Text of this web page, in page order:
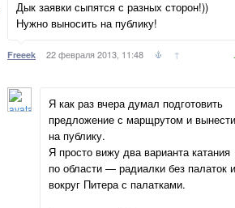
Дык заявки сыпятся с разных сторон!))
Нужно выносить на публику!
Freeek 22 февраля 2013, 11:48 ↑
Я как раз вчера думал подготовить
предложение с марщрутом и вынести
на публику.
Я просто вижу два варианта катания
по области — радиалки без палаток и
вокруг Питера с палатками.